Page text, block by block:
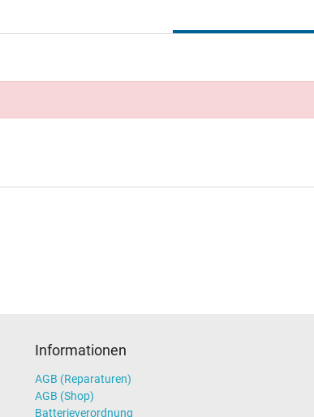
Informationen
AGB (Reparaturen)
AGB (Shop)
Batterieverordnung